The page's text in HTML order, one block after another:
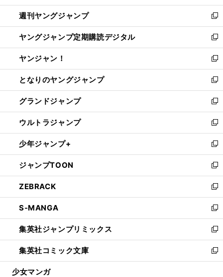
開
く
ウ
で
開
く
ン
ド
ウ
で
開
く
ウ
ィ
ン
ド
ウ
で
開
く
週刊ヤングジャンプ
新
し
い
ウ
ィ
ン
ド
ウ
で
開
く
ヤングジャンプ定期購読デジタル
新
し
い
ウ
ィ
ン
ド
ウ
で
開
く
ヤンジャン！
新
し
い
ウ
ィ
ン
ド
ウ
で
開
く
となりのヤングジャンプ
新
し
い
ウ
ィ
ン
ド
ウ
で
開
く
グランドジャンプ
新
し
い
ウ
ィ
ン
ド
ウ
で
開
く
ウルトラジャンプ
新
し
い
ウ
ィ
ン
ド
ウ
で
開
く
少年ジャンプ+
新
し
い
ウ
ィ
ン
ド
ウ
で
開
く
ジャンプTOON
新
し
い
ウ
ィ
ン
ド
ウ
で
開
ZEBRACK
新
し
い
ウ
ィ
ン
ド
ウ
S-MANGA
新
し
い
ウ
ィ
ン
集英社ジャンプリミックス
新
し
い
ウ
集英社コミック文庫
新
し
少女マンガ